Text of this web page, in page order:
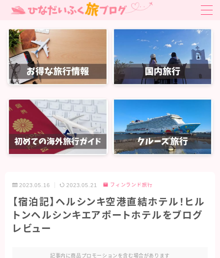
MENU
お得旅行・旅クーポン
国内旅行
関東旅行
北陸・中部旅行
九州・沖縄旅行
オアシスオブザシーズ
2023.05.16 2023.05.21 フィンランド旅行
【宿泊記】ヘルシンキ空港直結ホテル！ヒル
トンヘルシンキエアポートホテルをブログ
レビュー
記事内に商品プロモーションを含む場合があります